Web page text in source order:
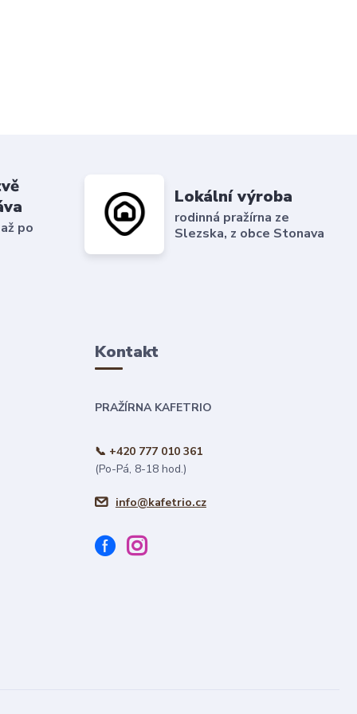
po
Lokální výroba
rodinná pražírna ze
Slezska, z obce Stonava
Kontakt
PRAŽÍRNA KAFETRIO
📞 +420 777 010 361
(Po-Pá, 8-18 hod.)
info@kafetrio.cz